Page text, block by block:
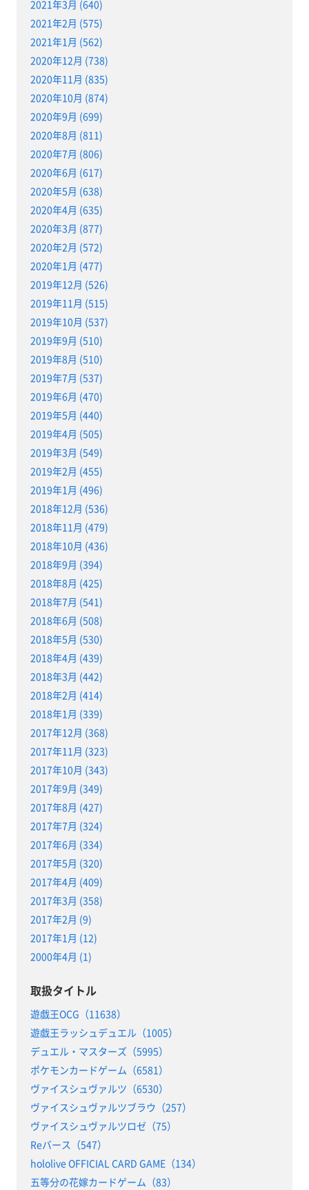
2021年3月 (640)
2021年2月 (575)
2021年1月 (562)
2020年12月 (738)
2020年11月 (835)
2020年10月 (874)
2020年9月 (699)
2020年8月 (811)
2020年7月 (806)
2020年6月 (617)
2020年5月 (638)
2020年4月 (635)
2020年3月 (877)
2020年2月 (572)
2020年1月 (477)
2019年12月 (526)
2019年11月 (515)
2019年10月 (537)
2019年9月 (510)
2019年8月 (510)
2019年7月 (537)
2019年6月 (470)
2019年5月 (440)
2019年4月 (505)
2019年3月 (549)
2019年2月 (455)
2019年1月 (496)
2018年12月 (536)
2018年11月 (479)
2018年10月 (436)
2018年9月 (394)
2018年8月 (425)
2018年7月 (541)
2018年6月 (508)
2018年5月 (530)
2018年4月 (439)
2018年3月 (442)
2018年2月 (414)
2018年1月 (339)
2017年12月 (368)
2017年11月 (323)
2017年10月 (343)
2017年9月 (349)
2017年8月 (427)
2017年7月 (324)
2017年6月 (334)
2017年5月 (320)
2017年4月 (409)
2017年3月 (358)
2017年2月 (9)
2017年1月 (12)
2000年4月 (1)
取扱タイトル
遊戯王OCG（11638）
遊戯王ラッシュデュエル（1005）
デュエル・マスターズ（5995）
ポケモンカードゲーム（6581）
ヴァイスシュヴァルツ（6530）
ヴァイスシュヴァルツブラウ（257）
ヴァイスシュヴァルツロゼ（75）
Reバース（547）
hololive OFFICIAL CARD GAME（134）
五等分の花嫁カードゲーム（83）